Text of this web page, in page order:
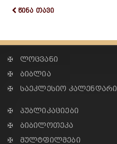
წინა თავი
✠ ლოცვანი
✠ ბიბლია
✠ საეკლესიო კალენდარი
✠ პუბლიკაციები
✠ ბიბილოთეკა
✠ მულტფილმები